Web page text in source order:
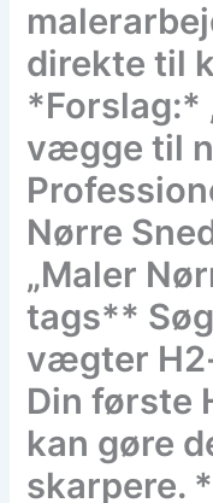
direkte til
*Forslag:*
vægge til
Nørre
„Maler
tags**
vægter
Din første
kan gøre
skarpere.